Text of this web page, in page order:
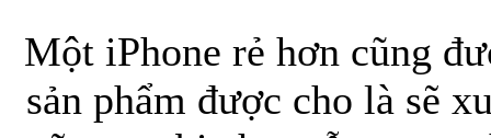
Một iPhone rẻ hơn cũng
sản phẩm được cho là sẽ